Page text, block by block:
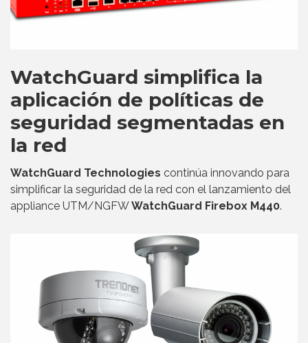
WatchGuard simplifica la
aplicación de políticas de
seguridad segmentadas en
la red
WatchGuard Technologies continúa innovando para
simplificar la seguridad de la red con el lanzamiento del
appliance UTM/NGFWWatchGuard Firebox M440.